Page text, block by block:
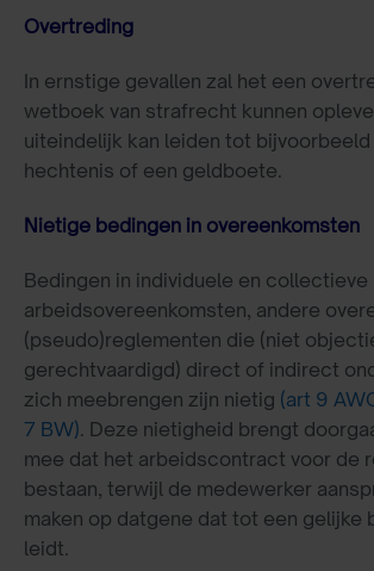
Overtreding
In ernstige gevallen zal het een
wetboek van strafrecht kunnen
uiteindelijk kan leiden tot
hechtenis of een geldboete.
Nietige bedingen in overeenkomsten
Bedingen in individuele en collectieve
arbeidsovereenkomsten, andere
(pseudo)reglementen die (niet
gerechtvaardigd) direct of indirect
zich meebrengen zijn nietig (art 9
7 BW). Deze nietigheid brengt
mee dat het arbeidscontract voor de
bestaan, terwijl de medewerker
maken op datgene dat tot een gelijke
leidt.